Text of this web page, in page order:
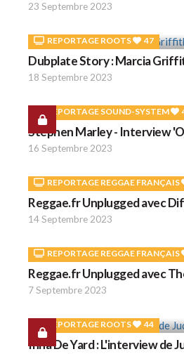
23 Septembre 2023
REPORTAGE ROOTS 47
Dubplate Story : Marcia
18 Septembre 2023
REPORTAGE SOUND-SYSTEM
Stephen Marley - Interview
16 Septembre 2023
REPORTAGE REGGAE FRANÇAIS
Reggae.fr Unplugged avec
14 Septembre 2023
REPORTAGE REGGAE FRANÇAIS
Reggae.fr Unplugged avec
7 Septembre 2023
REPORTAGE ROOTS 44
Inna De Yard : L'interview de